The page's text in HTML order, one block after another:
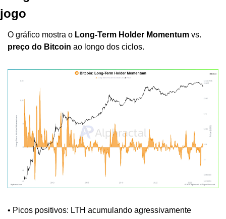
jogo
O gráfico mostra o Long-Term Holder Momentum
preço do Bitcoin ao longo dos ciclos.
• Picos positivos: LTH acumulando agressivamente